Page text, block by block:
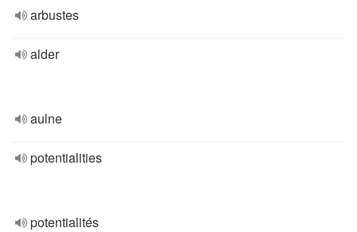
arbustes
alder
aulne
potentialities
potentialités